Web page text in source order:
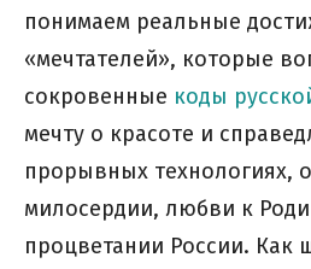
понимаем реальные
«мечтателей», которые
сокровенные коды
мечту о красоте и
прорывных технологиях,
милосердии, любви к
процветании России. Как